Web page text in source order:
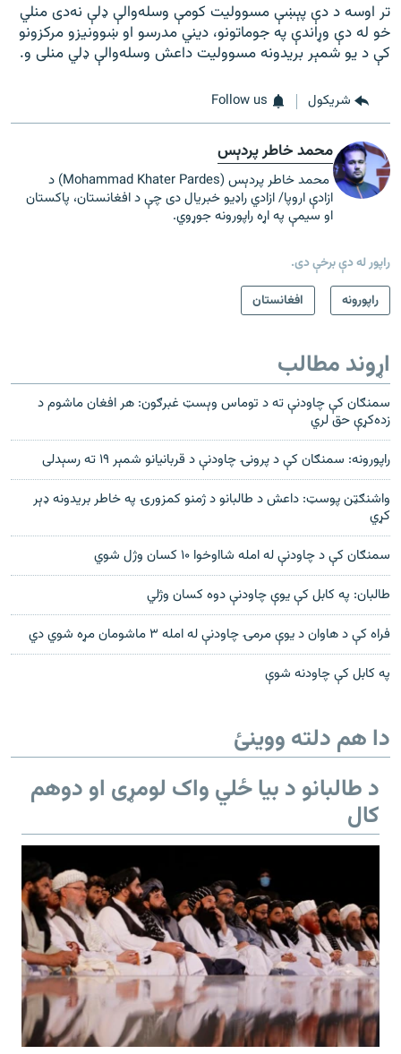
تر اوسه د دې پېښې مسوولیت کومې وسله‌والې ډلې نه‌دی منلي
خو له دې وړاندې په جوماتونو، دیني مدرسو او ښوونیزو مرکزونو
کې د یو شمېر بریدونه مسوولیت داعش وسله‌والې ډلي منلی و.
شريکول Follow us
محمد خاطر پردېس
محمد خاطر پردېس (Mohammad Khater Pardes) د
ازادې اروپا/ ازادي راډیو خبریال دی چې د افغانستان، پاکستان
او سیمې په اړه راپورونه جوړوي.
راپور له دې برخې دی.
راپورونه
افغانستان
اړوند مطالب
سمنګان کې چاودنې ته د توماس وېسټ غبرګون: هر افغان ماشوم د
زده‌کړې حق لري
راپورونه: سمنګان کې د پرونۍ چاودنې د قربانيانو شمېر ۱۹ ته رسېدلی
واشنګټن پوسټ: داعش د طالبانو د ژمنو کمزورۍ په خاطر بریدونه ډېر
کړي
سمنګان کې د چاودنې له امله شااوخوا ۱۰ کسان وژل شوي
طالبان: په کابل کې یوې چاودنې دوه کسان وژلي
فراه کې د هاوان د يوې مرمۍ چاودنې له امله ۳ ماشومان مړه شوي دي
په کابل کې چاودنه شوې
دا هم دلته ووینئ
د طالبانو د بیا ځلي واک لومړی او دوهم
کال